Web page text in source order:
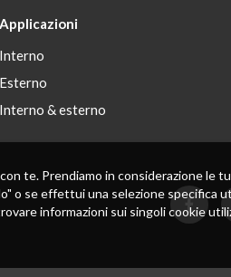
Applicazioni
Interno
Esterno
Interno & esterno
te. Prendiamo in considerazione le
o se effettui una selezione specifica
informazioni sui singoli cookie